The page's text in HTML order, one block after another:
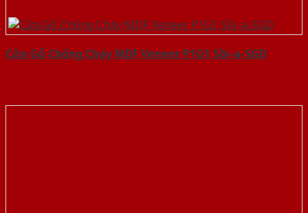
Cửa Gỗ Chống Cháy MDF Veneer P1G1 Sồi-a-SGD